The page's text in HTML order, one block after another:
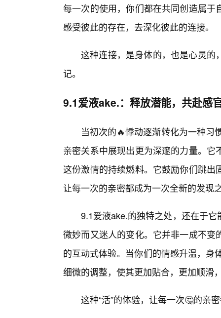
每一次的使用，你们都在共同创造属
感受彼此的存在，去深化彼此的连接。
这种连接，是身体的，也是心灵的
记。
9.1爱液ake.：释放潜能，共赴感
当初次的🔥悸动逐渐转化为一种习
亲密关系中展现出更为深邃的力量。
这份激情的持续燃料。它鼓励你们跳
让每一次的亲密都成为一次全新的发现
9.1爱液ake.的独特之处，还在于
微妙而又迷人的变化。它并非一成不
的互动式体验。当你们的情感升温，身
细微的调整，使其更加贴合，更加顺滑
这种“活”的体验，让每一次🤔的亲